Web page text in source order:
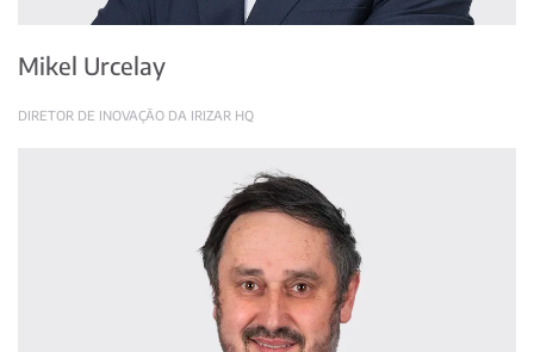
Mikel Urcelay
DIRETOR DE INOVAÇÃO DA IRIZAR HQ